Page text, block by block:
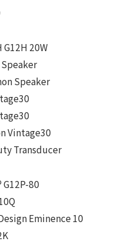
20W
Speaker
Speaker
Vintage30
Transducer
80
Eminence 10